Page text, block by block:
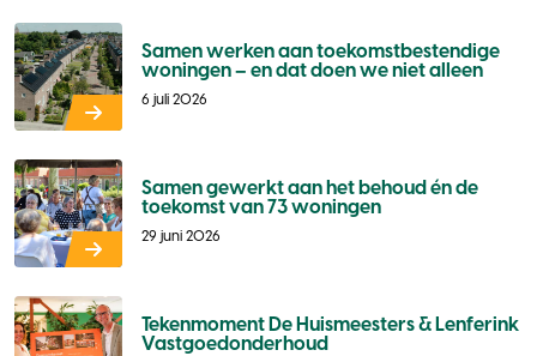
Samen werken aan toekomstbestendige
woningen – en dat doen we niet alleen
6 juli 2026
Samen gewerkt aan het behoud én de
toekomst van 73 woningen
29 juni 2026
Tekenmoment De Huismeesters & Lenferink
Vastgoedonderhoud